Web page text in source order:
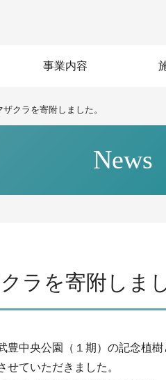
事業内容
クラを寄附しました。
News
ラを寄附しま
豊中央公園（１期）の記念植
せていただきました。